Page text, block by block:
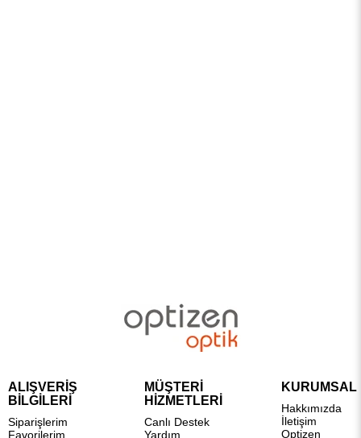
ALIŞVERİŞ
BİLGİLERİ
Siparişlerim
Favorilerim
MÜŞTERİ
HİZMETLERİ
Canlı Destek
Yardım
KURUMSAL
Hakkımızda
İletişim
Optizen